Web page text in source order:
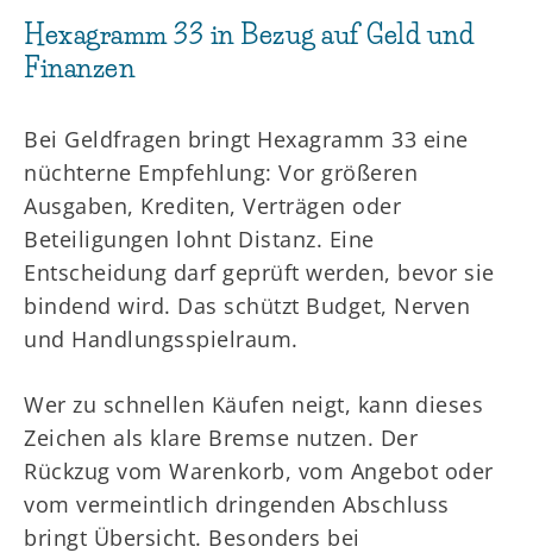
Hexagramm 33 in Bezug auf Geld und
Finanzen
Bei Geldfragen bringt Hexagramm 33 eine
nüchterne Empfehlung: Vor größeren
Ausgaben, Krediten, Verträgen oder
Beteiligungen lohnt Distanz. Eine
Entscheidung darf geprüft werden, bevor sie
bindend wird. Das schützt Budget, Nerven
und Handlungsspielraum.
Wer zu schnellen Käufen neigt, kann dieses
Zeichen als klare Bremse nutzen. Der
Rückzug vom Warenkorb, vom Angebot oder
vom vermeintlich dringenden Abschluss
bringt Übersicht. Besonders bei